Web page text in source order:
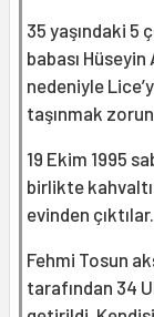
35 yaşındaki 5
babası Hüseyin
nedeniyle
taşınmak
19 Ekim 1995
birlikte kahvaltı
evinden çıktılar.
Fehmi Tosun
tarafından 34